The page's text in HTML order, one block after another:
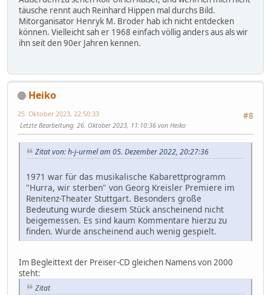
täusche rennt auch Reinhard Hippen mal durchs Bild.
Mitorganisator Henryk M. Broder hab ich nicht entdecken
können. Vielleicht sah er 1968 einfach völlig anders aus als wir
ihn seit den 90er Jahren kennen.
Heiko
#8
25. Oktober 2023, 22:50:33
Letzte Bearbeitung: 26. Oktober 2023, 11:10:36 von Heiko
Zitat von: h-j-urmel am 05. Dezember 2022, 20:27:36
1971 war für das musikalische Kabarettprogramm
"Hurra, wir sterben" von Georg Kreisler Premiere im
Renitenz-Theater Stuttgart. Besonders große
Bedeutung wurde diesem Stück anscheinend nicht
beigemessen. Es sind kaum Kommentare hierzu zu
finden. Wurde anscheinend auch wenig gespielt.
Im Begleittext der Preiser-CD gleichen Namens von 2000
steht:
Zitat